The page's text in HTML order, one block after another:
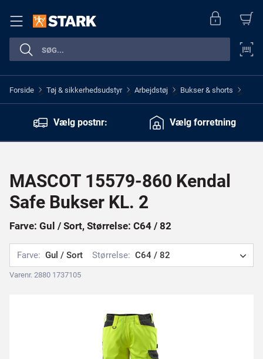
Forside > Tøj & sikkerhedsudstyr > Arbejdstøj > Bukser & shorts >
Vælg postnr: Vælg forretning
MASCOT 15579-860 Kendal
Safe Bukser KL. 2
Farve: Gul / Sort, Størrelse: C64 / 82
Farve: Gul / Sort Størrelse: C64 / 82
Varenr. 2880 1737105